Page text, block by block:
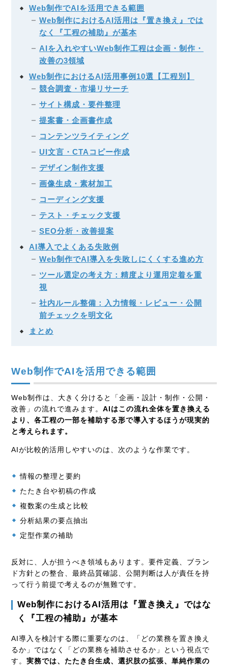
Web制作でAIを活用できる範囲
Web制作におけるAI活用は『置き換え』では
なく『工程の補助』が基本
AIを入れやすいWeb制作工程は企画・制作・
改善の3領域
Web制作におけるAI活用事例10選【工程別】
競合調査・市場リサーチ
サイト構成・要件整理
提案書・企画書作成
コンテンツライティング
UI文言・CTAコピー作成
デザイン制作支援
画像生成・素材加工
コーディング支援
テスト・チェック支援
SEO分析・改善提案
AI導入でよくある失敗例
Web制作でAI導入を失敗しにくくする進め方
ツール選定の考え方：精度より運用定着を重
視
社内ルール整備：入力情報・レビュー・公開
前チェックを明文化
まとめ
Web制作でAIを活用できる範囲
Web制作は、大きく分けると「企画・設計・制作・公開・
改善」の流れで進みます。AIはこの流れ全体を置き換える
より、各工程の一部を補助する形で導入するほうが現実的
と考えられます。
AIが比較的活用しやすいのは、次のような作業です。
情報の整理と要約
たたき台や初稿の作成
複数案の生成と比較
分析結果の要点抽出
定型作業の補助
反対に、人が担うべき領域もあります。要件定義、ブラン
ド方針との整合、最終品質確認、公開判断は人が責任を持
って行う前提で考えるのが無難です。
Web制作におけるAI活用は『置き換え』ではな
く『工程の補助』が基本
AI導入を検討する際に重要なのは、「どの業務を置き換え
るか」ではなく「どの業務を補助させるか」という視点で
す。実務では、たたき台生成、選択肢の拡張、単純作業の